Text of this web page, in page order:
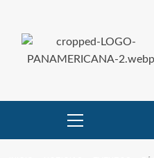
contenido
principal